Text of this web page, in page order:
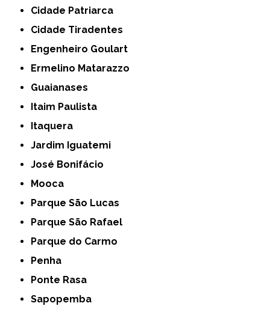
Cidade Patriarca
Cidade Tiradentes
Engenheiro Goulart
Ermelino Matarazzo
Guaianases
Itaim Paulista
Itaquera
Jardim Iguatemi
José Bonifácio
Mooca
Parque São Lucas
Parque São Rafael
Parque do Carmo
Penha
Ponte Rasa
Sapopemba